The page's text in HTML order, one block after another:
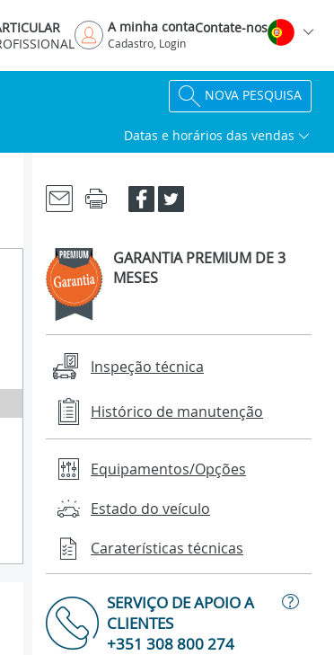
A minha conta
Cadastro, Login
Contate-nos
NOVA PESQUISA
Datas e horários das vendas
GARANTIA PREMIUM DE 3
MESES
Inspeção técnica
Histórico de manutenção
Equipamentos/Opções
Estado do veículo
Caraterísticas técnicas
SERVIÇO DE APOIO A
CLIENTES
?
+351 308 800 274